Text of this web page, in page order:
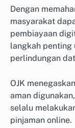
Dengan
masyarakat
pembiayaan
langkah penting
perlindungan
OJK
aman
selalu
pinjaman online.